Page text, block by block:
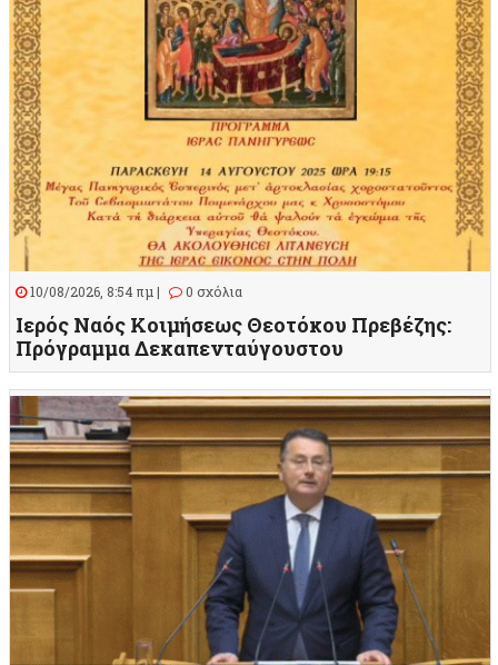
10/08/2026, 8:54 πμ | 0 σχόλια
Ιερός Ναός Κοιμήσεως Θεοτόκου Πρεβέζης:
Πρόγραμμα Δεκαπενταύγουστου